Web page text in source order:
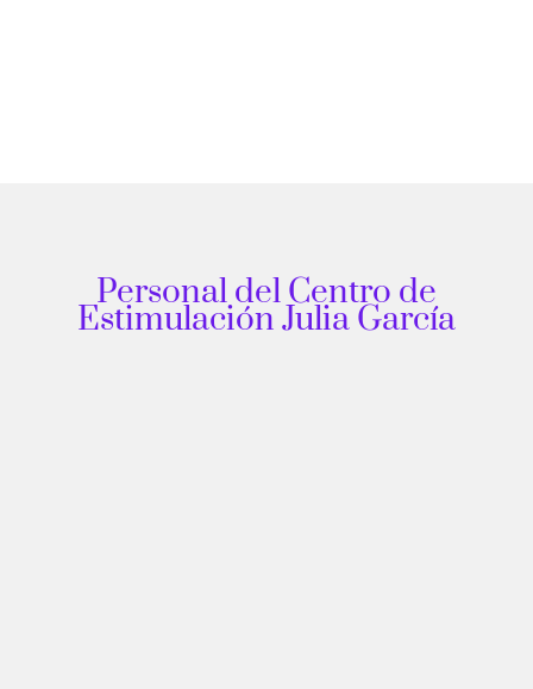
Personal del Centro de
Estimulación Julia García